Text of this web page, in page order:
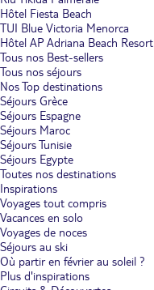
Hôtel Fiesta Beach
TUI Blue Victoria Menorca
Hôtel AP Adriana Beach Resort
Tous nos Best-sellers
Tous nos séjours
Nos Top destinations
Séjours Grèce
Séjours Espagne
Séjours Maroc
Séjours Tunisie
Séjours Egypte
Toutes nos destinations
Inspirations
Voyages tout compris
Vacances en solo
Voyages de noces
Séjours au ski
Où partir en février au soleil ?
Plus d'inspirations